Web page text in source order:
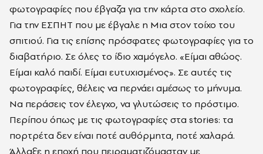
φωτογραφίες που έβγαζα για την κάρτα στο σχολείο.
Για την ΕΣΠΗΤ που με έβγαλε η Μια στον τοίχο του
σπιτιού. Για τις επίσης πρόσφατες φωτογραφίες για το
διαβατήριο. Σε όλες το ίδιο χαμόγελο. «Είμαι αθώος.
Είμαι καλό παιδί. Είμαι ευτυχισμένος». Σε αυτές τις
φωτογραφίες, θέλεις να περνάει αμέσως το μήνυμα.
Να περάσεις τον έλεγχο, να γλυτώσεις το πρόστιμο.
Περίπου όπως με τις φωτογραφίες στα stories: τα
πορτρέτα δεν είναι ποτέ αυθόρμητα, ποτέ χαλαρά.
Άλλαξε η εποχή που πειραματιζόμασταν με